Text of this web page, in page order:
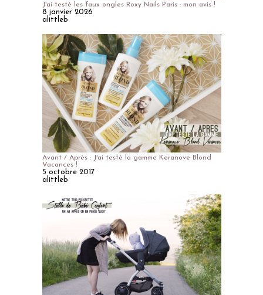
J'ai testé les faux ongles Roxy Nails Paris : mon avis !
8 janvier 2026
alittleb
Avant / Après : J'ai testé la gamme Keranove Blond
Vacances !
5 octobre 2017
alittleb